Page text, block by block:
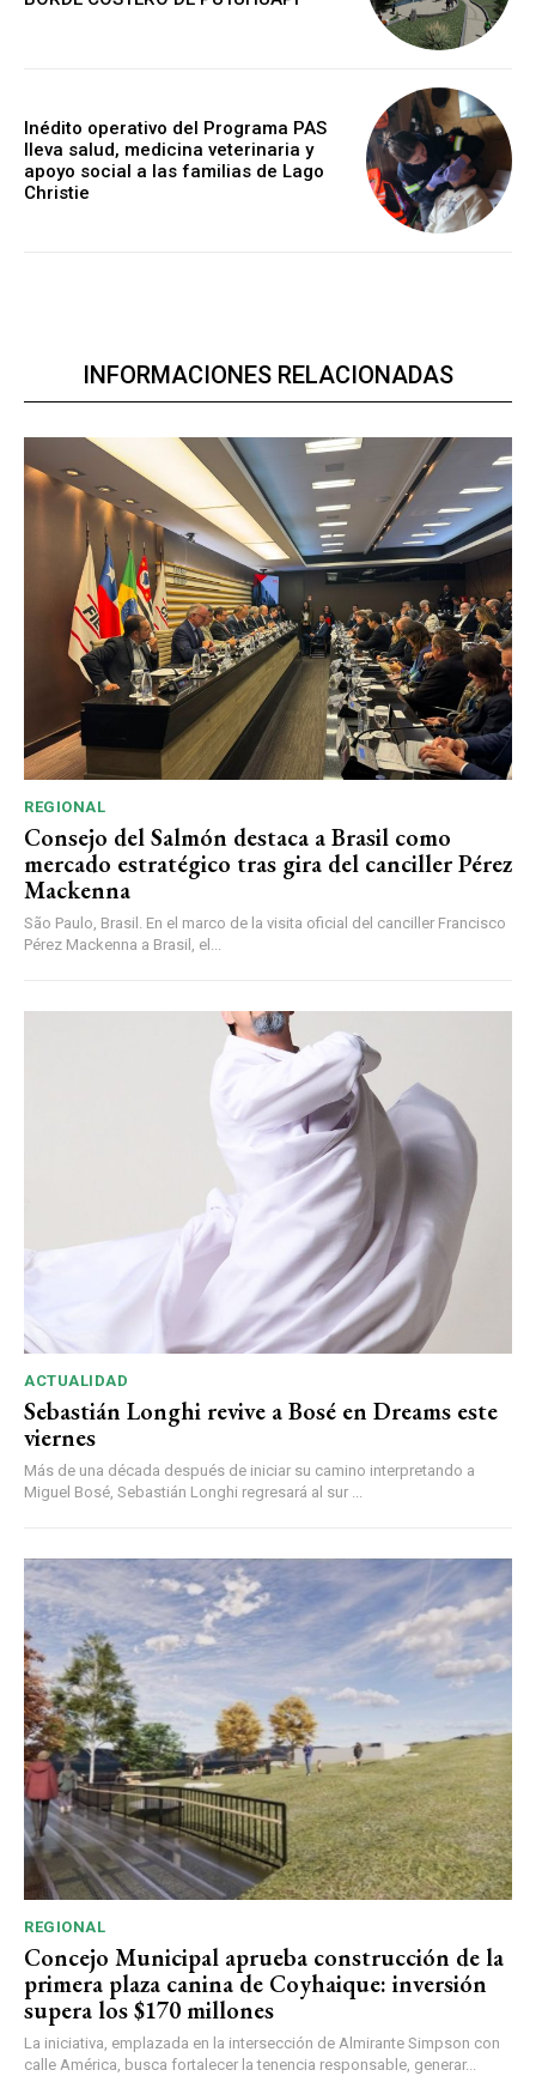
Inédito operativo del Programa PAS
lleva salud, medicina veterinaria y
apoyo social a las familias de Lago
Christie
INFORMACIONES RELACIONADAS
REGIONAL
Consejo del Salmón destaca a Brasil como
mercado estratégico tras gira del canciller Pérez
Mackenna
São Paulo, Brasil. En el marco de la visita oficial del canciller Francisco
Pérez Mackenna a Brasil, el...
ACTUALIDAD
Sebastián Longhi revive a Bosé en Dreams este
viernes
Más de una década después de iniciar su camino interpretando a
Miguel Bosé, Sebastián Longhi regresará al sur ...
REGIONAL
Concejo Municipal aprueba construcción de la
primera plaza canina de Coyhaique: inversión
supera los $170 millones
La iniciativa, emplazada en la intersección de Almirante Simpson con
calle América, busca fortalecer la tenencia responsable, generar...